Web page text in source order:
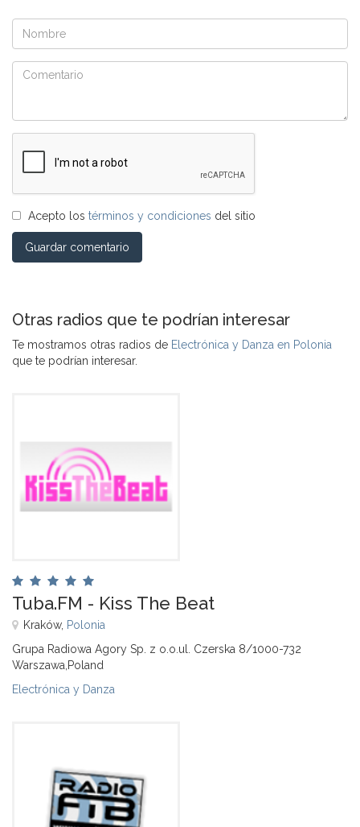
Acepto los términos y condiciones del sitio
Guardar comentario
Otras radios que te podrían interesar
Te mostramos otras radios de Electrónica y Danza en Polonia
que te podrían interesar.
Tuba.FM - Kiss The Beat
Kraków, Polonia
Grupa Radiowa Agory Sp. z o.o.ul. Czerska 8/1000-732
Warszawa,Poland
Electrónica y Danza